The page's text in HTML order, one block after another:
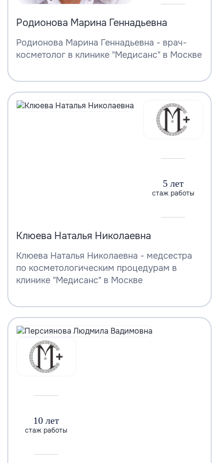
Родионова Марина Геннадьевна
Родионова Марина Геннадьевна - врач-
косметолог в клинике "Медисанс" в Москве
5 лет
стаж работы
Клюева Наталья Николаевна
Клюева Наталья Николаевна - медсестра
по косметологическим процедурам в
клинике "Медисанс" в Москве
10 лет
стаж работы